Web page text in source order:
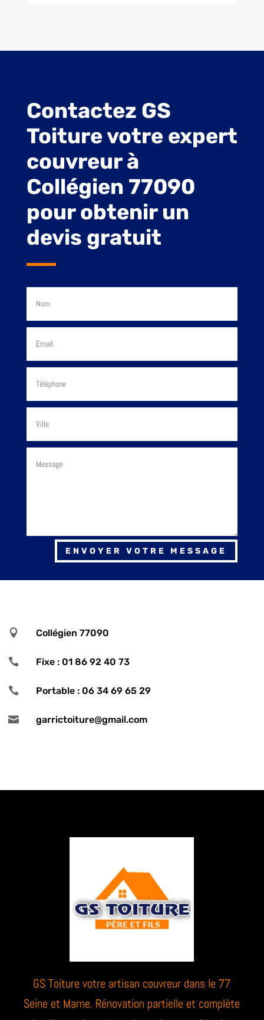
Contactez GS
Toiture votre expert
couvreur à
Collégien 77090
pour obtenir un
devis gratuit
ENVOYER VOTRE MESSAGE
 Collégien 77090
 Fixe : 01 86 92 40 73
 Portable : 06 34 69 65 29
 garrictoiture@gmail.com
GS Toiture votre artisan couvreur dans le 77
Seine et Marne. Rénovation partielle et complète